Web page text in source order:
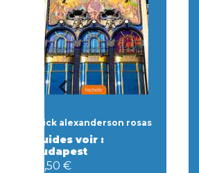
Erick alexanderson rosas
Guides voir :
budapest
19,50 €